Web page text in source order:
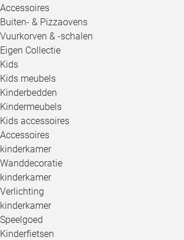
Accessoires
Buiten- & Pizzaovens
Vuurkorven & -schalen
Eigen Collectie
Kids
Kids meubels
Kinderbedden
Kindermeubels
Kids accessoires
Accessoires
kinderkamer
Wanddecoratie
kinderkamer
Verlichting
kinderkamer
Speelgoed
Kinderfietsen